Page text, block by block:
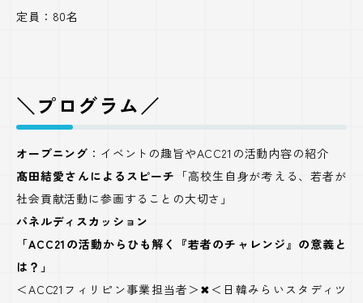
定員：80名
＼プログラム／
オープニング ：イベントの趣旨やACC21の活動内容の紹介
髙田結愛さんによるスピーチ 「高校生自身が考える、若者が
社会貢献活動に参画することの大切さ」
パネルディスカッション
「ACC21の活動からひも解く『若者のチャレンジ』の意義と
は？」
＜ACC21フィリピン事業担当者＞✖＜日韓みらいスタディツ